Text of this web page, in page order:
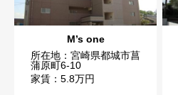
M’s one
所在地：宮崎県都城市菖
蒲原町6-10
家賃：5.8万円